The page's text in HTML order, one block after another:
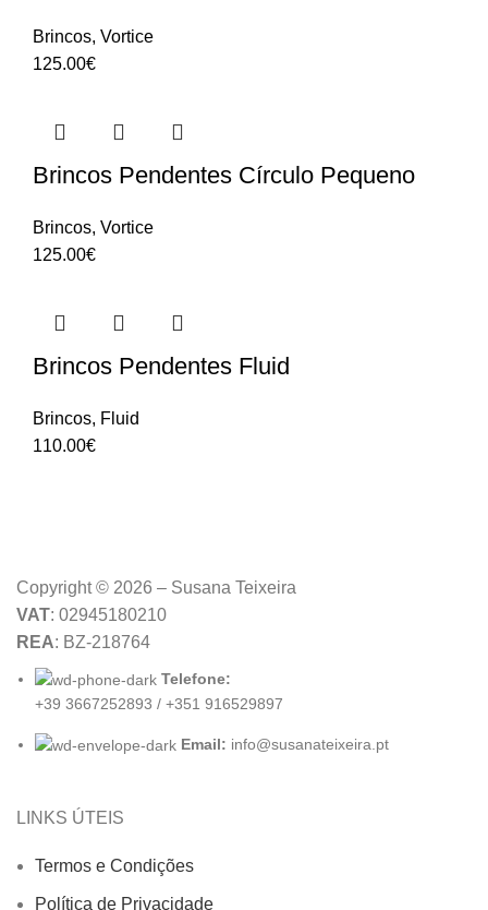
Brincos, Vortice
125.00€
Brincos Pendentes Círculo Pequeno
Brincos, Vortice
125.00€
Brincos Pendentes Fluid
Brincos, Fluid
110.00€
Copyright © 2026 – Susana Teixeira
VAT: 02945180210
REA: BZ-218764
Telefone:
+39 3667252893 / +351 916529897
Email: info@susanateixeira.pt
LINKS ÚTEIS
Termos e Condições
Política de Privacidade